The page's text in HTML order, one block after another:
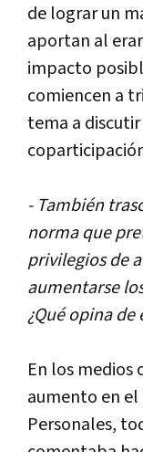
de lograrun
aportan al
impacto
comiencen a
tema a discutir
coparticipació
- También
norma que
privilegios de
aumentarse
¿Quéopina de
En los medios
aumento en el
Personales,